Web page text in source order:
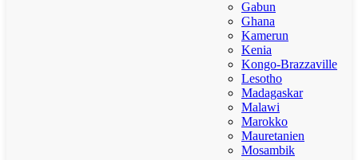
Gabun
Ghana
Kamerun
Kenia
Kongo-Brazzaville
Lesotho
Madagaskar
Malawi
Marokko
Mauretanien
Mosambik